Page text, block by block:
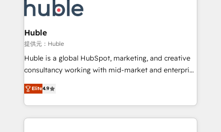
COS Design Award 🏆2013 HubSpot Marketplace
Provider of the Year 🏆2011 Became a HubSpot
Partner 📆Founded in 1997
Slash months from your API Integration project... ⬅️
Click "Contact Business" ⬅️ to access 150+ Kickstart
Integration templates that put HubSpot in the center
of your tech stack, syncing... 🛍️ Shopify or
WooCommerce 💲 Stripe or Paypal 💰 Sage or
Netsuite 🤖 Google or Microsoft ✍️ DocuSign or
the rare Advanced "Custom Integrations"
Accreditation, securely sync data across... 🔄 any
Huble
提供元：Huble
Huble is a global HubSpot, marketing, and creative
consultancy working with mid-market and enterprise
businesses. We go beyond implementation, shaping
the strategy, processes, and teams that turn
HubSpot into a genuine growth engine. Named
HubSpot's Global Partner of the Year in 2024,
Elite4.9